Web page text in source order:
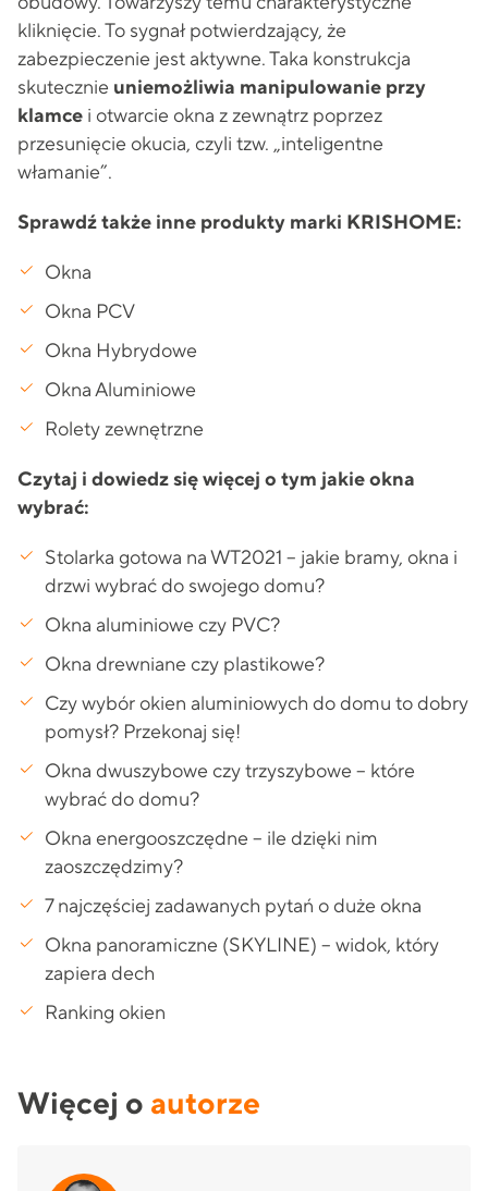
kliknięcie. To sygnał potwierdzający, że
zabezpieczenie jest aktywne. Taka konstrukcja
skutecznie uniemożliwia manipulowanie przy
klamce i otwarcie okna z zewnątrz poprzez
przesunięcie okucia, czyli tzw. „inteligentne
włamanie”.
Sprawdź także inne produkty marki KRISHOME:
Okna
Okna PCV
Okna Hybrydowe
Okna Aluminiowe
Rolety zewnętrzne
Czytaj i dowiedz się więcej o tym jakie okna
wybrać:
Stolarka gotowa na WT2021 – jakie bramy, okna i
drzwi wybrać do swojego domu?
Okna aluminiowe czy PVC?
Okna drewniane czy plastikowe?
Czy wybór okien aluminiowych do domu to dobry
pomysł? Przekonaj się!
Okna dwuszybowe czy trzyszybowe – które
wybrać do domu?
Okna energooszczędne – ile dzięki nim
zaoszczędzimy?
7 najczęściej zadawanych pytań o duże okna
Okna panoramiczne (SKYLINE) – widok, który
zapiera dech
Ranking okien
Więcej o autorze